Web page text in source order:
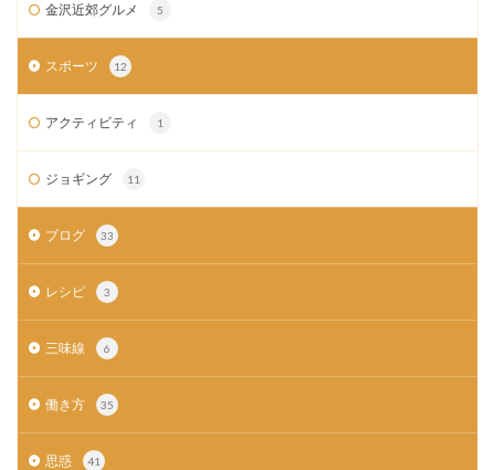
金沢近郊グルメ 5
スポーツ 12
アクティビティ 1
ジョギング 11
ブログ 33
レシピ 3
三味線 6
働き方 35
思惑 41